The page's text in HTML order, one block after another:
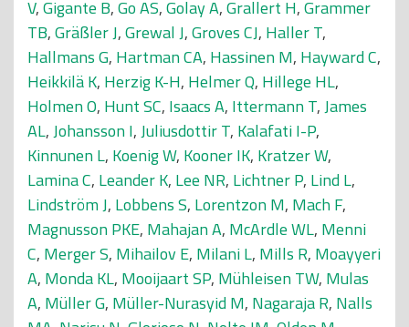
V,Gigante B,Go AS,Golay A,Grallert H,Grammer
TB,Gräßler J,Grewal J,Groves CJ, Haller T,
Hallmans G, Hartman CA, Hassinen M, Hayward C,
Heikkilä K, Herzig K-H, Helmer Q, Hillege HL,
Holmen O, Hunt SC, Isaacs A, Ittermann T,James
AL,Johansson I,Juliusdottir T, Kalafati I-P,
Kinnunen L, Koenig W, Kooner IK, Kratzer W,
Lamina C, Leander K, Lee NR, Lichtner P, Lind L,
Lindström J, Lobbens S, Lorentzon M, Mach F,
Magnusson PKE, Mahajan A, McArdle WL, Menni
C, Merger S, Mihailov E, Milani L, Mills R, Moayyeri
A, Monda KL, Mooijaart SP, Mühleisen TW, Mulas
A, Müller G, Müller-Nurasyid M, Nagaraja R, Nalls